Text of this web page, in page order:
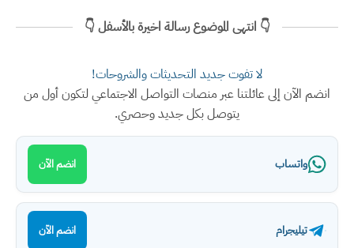
👇 انتهى الموضوع رسالة اخيرة بالأسفل 👇
لا تفوت جديد التحديثات والشروحات!
انضم الآن إلى عائلتنا عبر منصات التواصل الاجتماعي لتكون أول من
يتوصل بكل جديد وحصري.
واتساب انضم الآن
تيليجرام انضم الآن